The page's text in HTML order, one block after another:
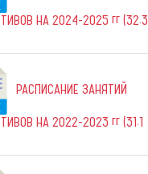
НА 2024-2025 гг (32.3
РАСПИСАНИЕ ЗАНЯТИЙ
НА 2022-2023 гг (31.1